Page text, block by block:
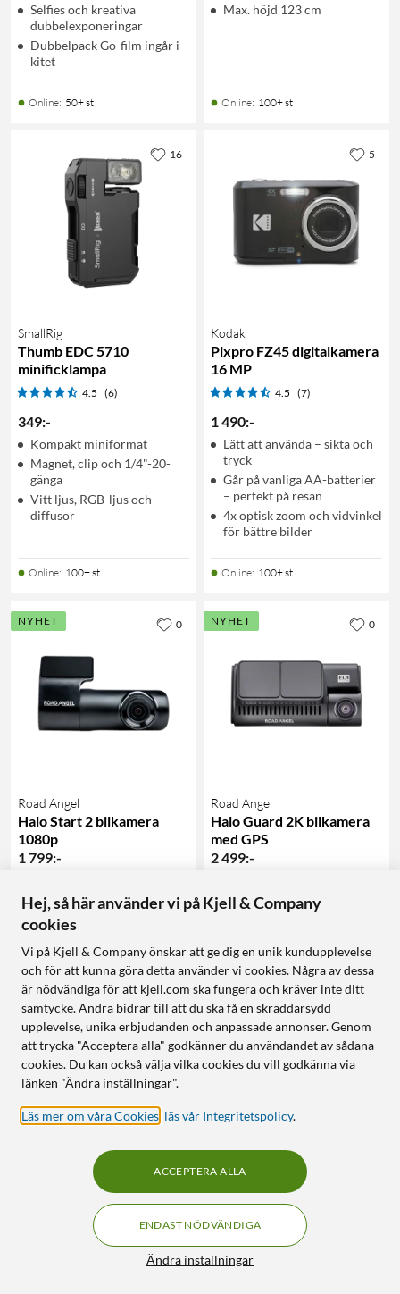
Selfies och kreativa
dubbelexponeringar
Dubbelpack Go-film ingår i
kitet
Online: 50+ st
Max. höjd 123 cm
Online: 100+ st
SmallRig
Thumb EDC 5710
minificklampa
4.5 (6)
349:-
Kompakt miniformat
Magnet, clip och 1/4"-20-
gänga
Vitt ljus, RGB-ljus och
diffusor
Online: 100+ st
16
Kodak
Pixpro FZ45 digitalkamera
16 MP
4.5 (7)
1 490:-
Lätt att använda – sikta och
tryck
Går på vanliga AA-batterier
– perfekt på resan
4x optisk zoom och vidvinkel
för bättre bilder
Online: 100+ st
5
NYHET
Road Angel
Halo Start 2 bilkamera
1080p
1 799:-
synfält
Snabbfäste flyttas lätt mellan
bilar
Wi-Fi och app för direkt
uppspelning
Online: 5+ st
0 NYHET
Road Angel
Halo Guard 2K bilkamera
med GPS
2 499:-
vidvinkel
GPS, G-sensor och 24/7-
Bildstabilisering och HD
Night Vision
Online: 5+ st
0
Halo Play 4K bilkamera
0
POV Head Tracker Till
Hej, så här använder vi på Kjell & Company
cookies
Vi på Kjell & Company önskar att ge dig en unik kundupplevelse
och för att kunna göra detta använder vi cookies. Några av dessa
är nödvändiga för att kjell.com ska fungera och kräver inte ditt
samtycke. Andra bidrar till att du ska få en skräddarsydd
upplevelse, unika erbjudanden och anpassade annonser. Genom
att trycka "Acceptera alla" godkänner du användandet av sådana
cookies. Du kan också välja vilka cookies du vill godkänna via
länken "Ändra inställningar".
Läs mer om våra Cookies läs vår Integritetspolicy.
Ändra inställningar
ENDAST NÖDVÄNDIGA
ACCEPTERA ALLA